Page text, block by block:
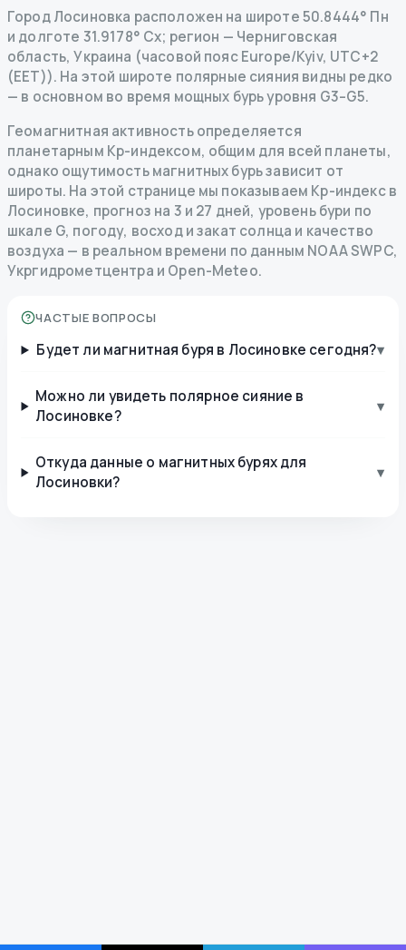
Город Лосиновка расположен на широте 50.8444° Пн
и долготе 31.9178° Сх; регион — Черниговская
область, Украина (часовой пояс Europe/Kyiv, UTC+2
(EET)). На этой широте полярные сияния видны редко
— в основном во время мощных бурь уровня G3–G5.
Геомагнитная активность определяется
планетарным Kp-индексом, общим для всей планеты,
однако ощутимость магнитных бурь зависит от
широты. На этой странице мы показываем Kp-индекс в
Лосиновке, прогноз на 3 и 27 дней, уровень бури по
шкале G, погоду, восход и закат солнца и качество
воздуха — в реальном времени по данным NOAA SWPC,
Укргидрометцентра и Open-Meteo.
ЧАСТЫЕ ВОПРОСЫ
Будет ли магнитная буря в Лосиновке сегодня?▾
Можно ли увидеть полярное сияние в
Лосиновке?
▾
Откуда данные о магнитных бурях для
Лосиновки?
▾